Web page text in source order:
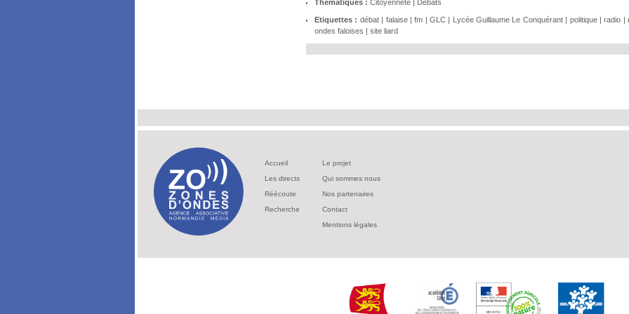
Thématiques : Citoyennete | Débats
Etiquettes : débat| falaise|fm | GLC | Lycée Guillaume Le Conquérant| politique|radio |
ondes faloises | site liard
Accueil
Les directs
Réécoute
Recherche
Le projet
Qui sommes nous
Nos partenaires
Contact
Mentions légales